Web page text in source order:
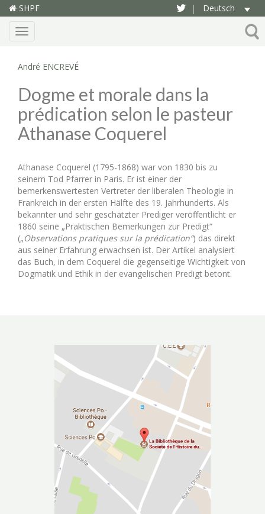
SHPF | Deutsch
Menu
André ENCREVÉ
Dogme et morale dans la
prédication selon le pasteur
Athanase Coquerel
Athanase Coquerel (1795-1868) war von 1830 bis zu
seinem Tod Pfarrer in Paris. Er ist einer der
bemerkenswertesten Vertreter der liberalen Theologie in
Frankreich in der ersten Hälfte des 19. Jahrhunderts. Als
bekannter und sehr geschätzter Prediger veröffentlicht er
1860 seine „Praktischen Bemerkungen zur Predigt“
(„Observations pratiques sur la prédication“) das direkt
aus seiner Erfahrung erwachsen ist. Der Artikel analysiert
das Buch, in dem Coquerel die gegenseitige Wichtigkeit von
Dogmatik und Ethik in der evangelischen Predigt betont.